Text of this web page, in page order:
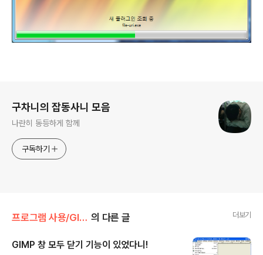
구차니의 잡동사니 모음
나란히 동등하게 함께
구독하기
프로그램 사용/GIMP 의 다른 글 더보기
GIMP 창 모두 닫기 기능이 있었다니!